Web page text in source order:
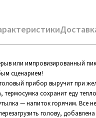
или импровизированный
сценарием!
прибор выручит при
сохранит еду
— напиток горячим. Все
голову,